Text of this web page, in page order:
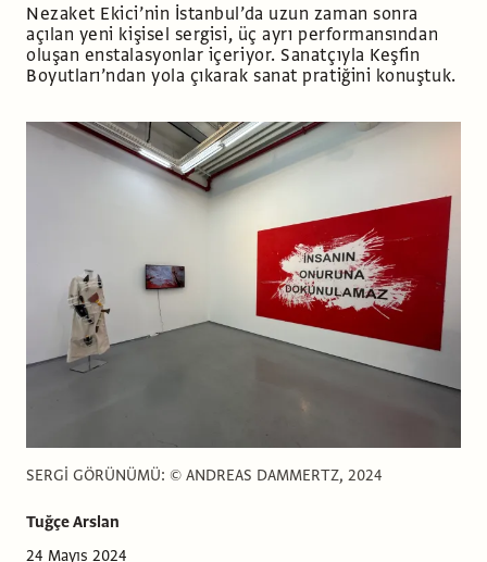
Nezaket Ekici’nin İstanbul’da uzun zaman sonra
açılan yeni kişisel sergisi, üç ayrı performansından
oluşan enstalasyonlar içeriyor. Sanatçıyla Keşfin
Boyutları’ndan yola çıkarak sanat pratiğini konuştuk.
Tuğçe Arslan
24 Mayıs 2024
SERGİ GÖRÜNÜMÜ: © ANDREAS DAMMERTZ, 2024